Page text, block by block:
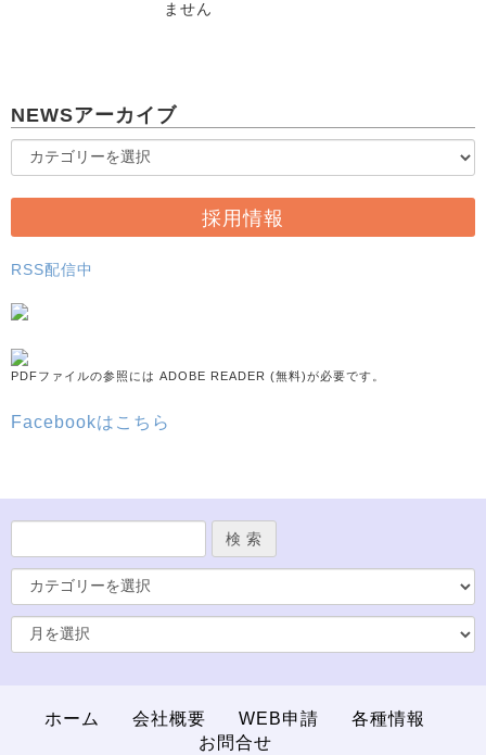
ません
NEWSアーカイブ
採用情報
RSS配信中
PDFファイルの参照には ADOBE READER (無料)が必要です。
Facebookはこちら
ホーム 会社概要 WEB申請
各種情報
お問合せ